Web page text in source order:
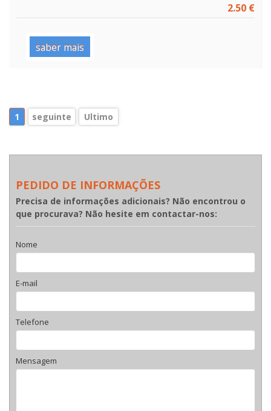
2.50 €
saber mais
1 seguinte Ultimo
PEDIDO DE INFORMAÇÕES
Precisa de informações adicionais? Não encontrou o
que procurava? Não hesite em contactar-nos:
Nome
E-mail
Telefone
Mensagem